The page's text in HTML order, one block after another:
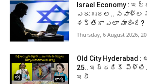
Israel Economy
ఎదుగుదల.. సవాళ్ల
శక్తిగా ఎలా మారింది?
Thursday, 6 August 2026,
Old City
25.. ఇద్దరికీ
ఇదీ